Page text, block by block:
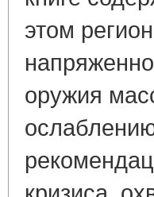
этом
оружия